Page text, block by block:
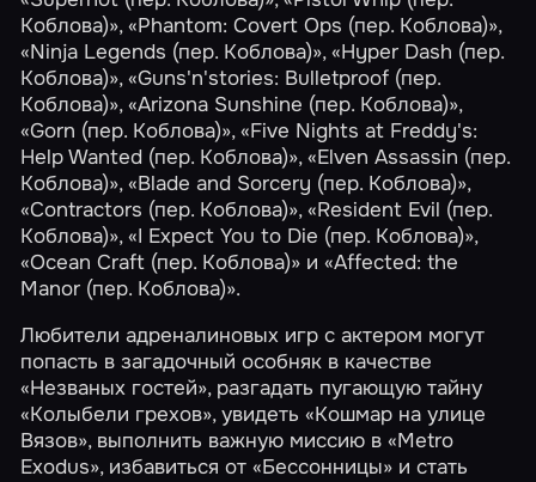
Коблова)»,«Phantom: Covert Ops (пер. Коблова)»,
«Ninja Legends (пер. Коблова)»,«Hyper Dash (пер.
Коблова)»,«Guns'n'stories: Bulletproof (пер.
Коблова)»,«Arizona Sunshine (пер. Коблова)»,
«Gorn (пер. Коблова)»,«Five Nights at Freddy's:
Help Wanted (пер. Коблова)»,«Elven Assassin (пер.
Коблова)»,«Blade and Sorcery (пер. Коблова)»,
«Contractors (пер. Коблова)»,«Resident Evil (пер.
Коблова)»,«I Expect You to Die (пер. Коблова)»,
«Ocean Craft (пер. Коблова)» и«Affected: the
Manor (пер. Коблова)».
Любители адреналиновых игр с актером могут
попасть в загадочный особняк в качестве
«Незваных гостей», разгадать пугающую тайну
«Колыбели грехов», увидеть«Кошмар на улице
Вязов», выполнить важную миссию в«Metro
Exodus», избавиться от«Бессонницы» и стать